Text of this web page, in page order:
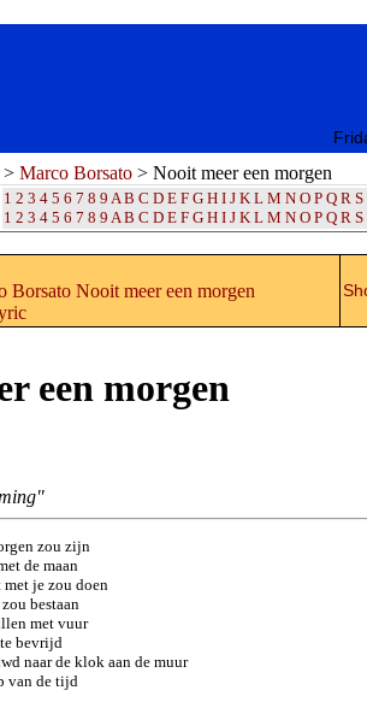
> Marco Borsato > Nooit meer een morgen
1 2 3 4 5 6 7 8 9 A B C D E F G H I J K L M N O P Q R S
1 2 3 4 5 6 7 8 9 A B C D E F G H I J K L M N O P Q R S
een morgen
zou zijn
de maan
je zou doen
bestaan
met vuur
bevrijd
naar de klok aan de muur
van de tijd